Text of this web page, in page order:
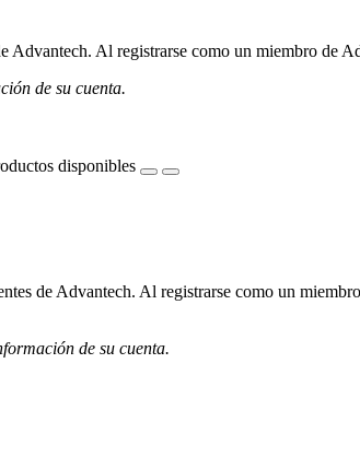
Al registrarse como un miembro de
de su cuenta.
disponibles
de Advantech. Al registrarse como un
de su cuenta.